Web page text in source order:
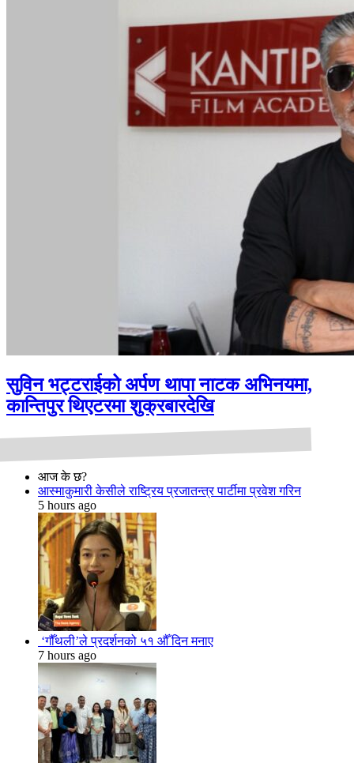
सुविन भट्टराईको अर्पण थापा नाटक अभिनयमा,
कान्तिपुर थिएटरमा शुक्रबारदेखि
आज के छ?
आस्माकुमारी केसीले राष्ट्रिय प्रजातन्त्र पार्टीमा प्रवेश गरिन
5 hours ago
‘गौँथली’ले प्रदर्शनको ५१ औँ दिन मनाए
7 hours ago